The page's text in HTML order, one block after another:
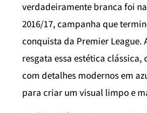
verdadeiramente branca foi
2016/17, campanha que
conquista da Premier League.
resgata essa estética
com detalhes modernos em
para criar um visual limpo e